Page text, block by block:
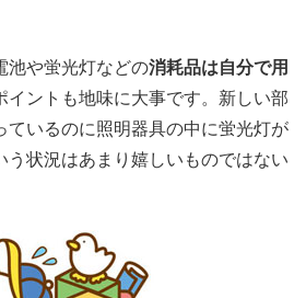
池や蛍光灯などの消耗品は自分で用
イントも地味に大事です。新しい部
ているのに照明器具の中に蛍光灯が
状況はあまり嬉しいものではない